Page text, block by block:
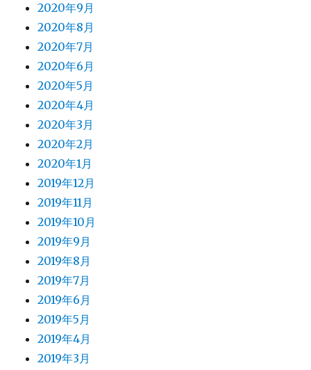
2020年9月
2020年8月
2020年7月
2020年6月
2020年5月
2020年4月
2020年3月
2020年2月
2020年1月
2019年12月
2019年11月
2019年10月
2019年9月
2019年8月
2019年7月
2019年6月
2019年5月
2019年4月
2019年3月